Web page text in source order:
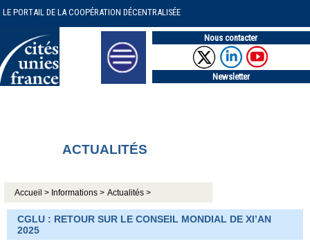
LE PORTAIL DE LA COOPÉRATION DÉCENTRALISÉE
Nous contacter
Newsletter
ACTUALITÉS
Accueil > Informations > Actualités >
CGLU : RETOUR SUR LE CONSEIL MONDIAL DE XI’AN
2025